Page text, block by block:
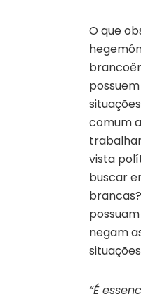
O que
comum
vista
buscar
negam
“É